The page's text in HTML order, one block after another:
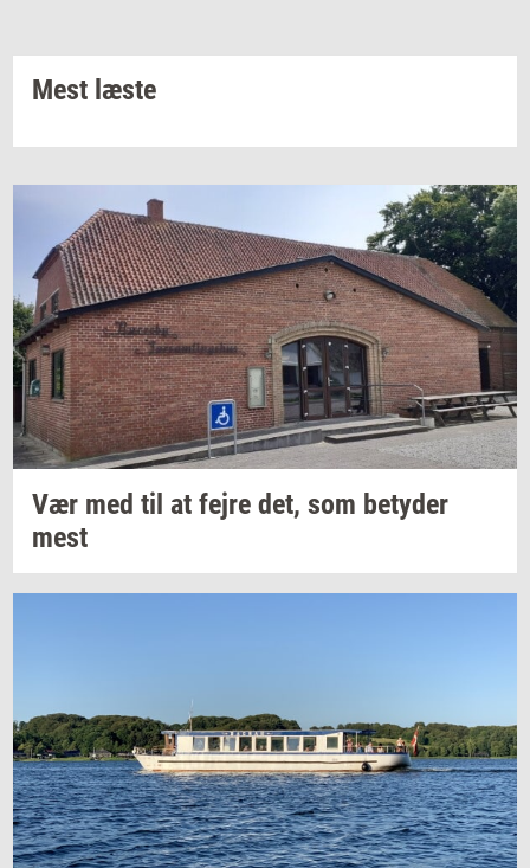
Mest læste
Vær med til at fejre det, som be­ty­der
mest